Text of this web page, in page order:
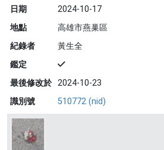
日期
2024-10-17
地點
高雄市燕巢區
紀錄者
黃生全
鑑定
最後修改於 2024-10-23
識別號
510772 (nid)